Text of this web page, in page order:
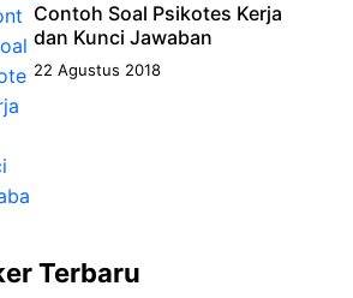
Contoh Soal Psikotes Kerja
dan Kunci Jawaban
22 Agustus 2018
Terbaru